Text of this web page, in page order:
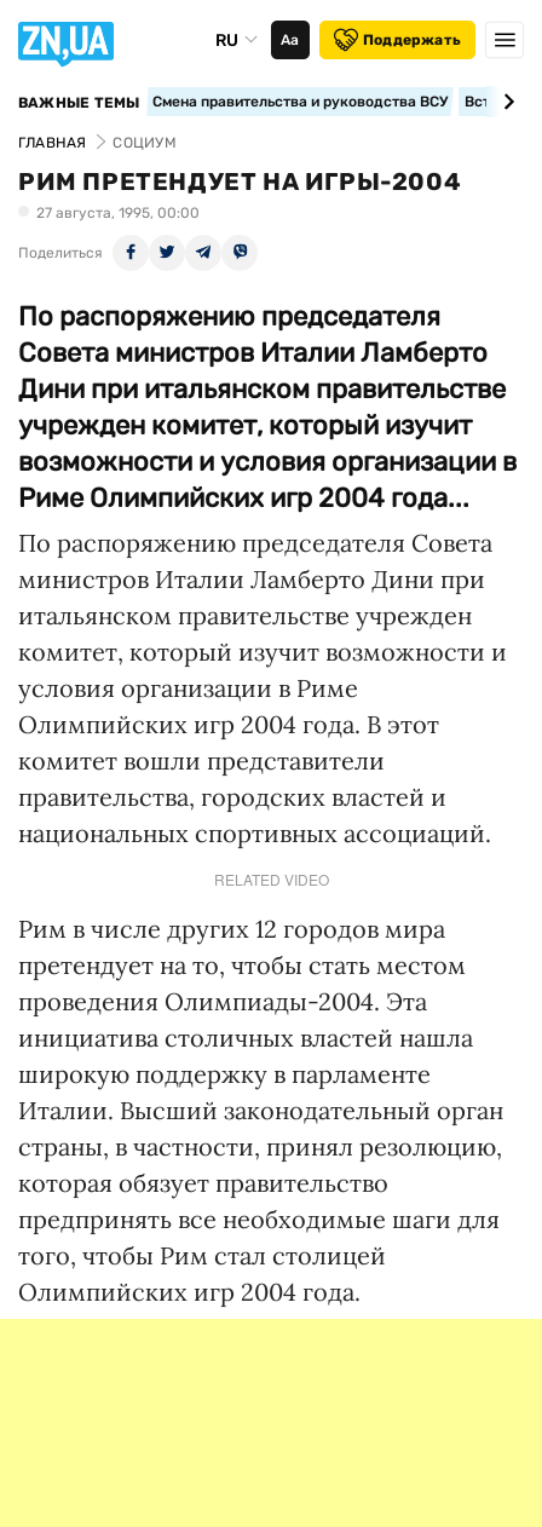
RU Аа Поддержать
ВАЖНЫЕ ТЕМЫ Смена правительства и руководства ВСУ
ГЛАВНАЯ СОЦИУМ
РИМ ПРЕТЕНДУЕТ НА ИГРЫ-2004
27 августа, 1995, 00:00
Поделиться
По распоряжению председателя
Совета министров Италии Ламберто
Дини при итальянском правительстве
учрежден комитет, который изучит
возможности и условия организации в
Риме Олимпийских игр 2004 года...
По распоряжению председателя Совета
министров Италии Ламберто Дини при
итальянском правительстве учрежден
комитет, который изучит возможности и
условия организации в Риме
Олимпийских игр 2004 года. В этот
комитет вошли представители
правительства, городских властей и
национальных спортивных ассоциаций.
RELATED VIDEO
Рим в числе других 12 городов мира
претендует на то, чтобы стать местом
проведения Олимпиады-2004. Эта
инициатива столичных властей нашла
широкую поддержку в парламенте
Италии. Высший законодательный орган
страны, в частности, принял резолюцию,
которая обязует правительство
предпринять все необходимые шаги для
того, чтобы Рим стал столицей
Олимпийских игр 2004 года.